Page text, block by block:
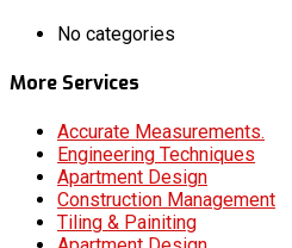
No categories
More Services
Accurate Measurements.
Engineering Techniques
Apartment Design
Construction Management
Tiling & Painiting